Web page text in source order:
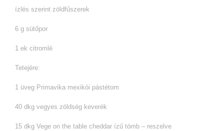
ízlés szerint zöldfűszerek
6 g sütőpor
1 ek citromlé
Tetejére:
1 üveg Primavika mexikói pástétom
40 dkg vegyes zöldség keverék
15 dkg Vege on the table cheddar ízű tömb – reszelve